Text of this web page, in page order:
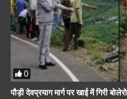
0
पौड़ी देवप्रयाग मार्ग पर खाई में गिरी